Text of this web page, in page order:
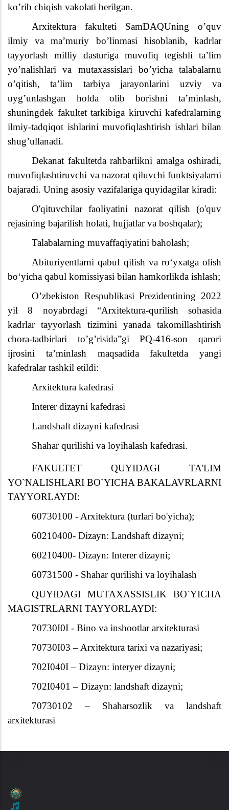
koʼrib chiqish vakolati berilgan.
Arxitektura fakulteti SamDAQUning o’quv
ilmiy va ma’muriy bo’linmasi hisoblanib, kadrlar
tayyorlash milliy dasturiga muvofiq tegishli ta’lim
yo’nalishlari va mutaxassislari bo’yicha talabalarnu
o’qitish, ta’lim tarbiya jarayonlarini uzviy va
uyg’unlashgan holda olib borishni ta’minlash,
shuningdek fakultet tarkibiga kiruvchi kafedralarning
ilmiy-tadqiqot ishlarini muvofiqlashtirish ishlari bilan
shug’ullanadi.
Dekanat fakultetda rahbarlikni amalga oshiradi,
muvofiqlashtiruvchi va nazorat qiluvchi funktsiyalarni
bajaradi. Uning asosiy vazifalariga quyidagilar kiradi:
O'qituvchilar faoliyatini nazorat qilish (o'quv
rejasining bajarilish holati, hujjatlar va boshqalar);
Talabalarning muvaffaqiyatini baholash;
Abituriyentlarni qabul qilish va ro‘yxatga olish
bo‘yicha qabul komissiyasi bilan hamkorlikda ishlash;
O’zbekiston Respublikasi Prezidentining 2022
yil 8 noyabrdagi “Arxitektura-qurilish sohasida
kadrlar tayyorlash tizimini yanada takomillashtirish
chora-tadbirlari to’g’risida”gi PQ-416-son qarori
ijrosini ta’minlash maqsadida fakultetda yangi
kafedralar tashkil etildi:
Arxitektura kafedrasi
Interer dizayni kafedrasi
Landshaft dizayni kafedrasi
Shahar qurilishi va loyihalash kafedrasi.
FAKULTET QUYIDAGI TA'LIM
YO`NALISHLARI BO`YICHA BAKALAVRLARNI
TAYYORLAYDI:
60730100 - Arxitektura (turlari bo'yicha);
60210400- Dizayn: Landshaft dizayni;
60210400- Dizayn: Interer dizayni;
60731500 - Shahar qurilishi va loyihalash
QUYIDAGI MUTAXASSISLIK BO`YICHA
MAGISTRLARNI TAYYORLAYDI:
70730I0I - Bino va inshootlar arxitekturasi
70730I03 – Arxitektura tarixi va nazariyasi;
702I040I – Dizayn: interyer dizayni;
702I0401 – Dizayn: landshaft dizayni;
70730102 – Shaharsozlik va landshaft
arxitekturasi